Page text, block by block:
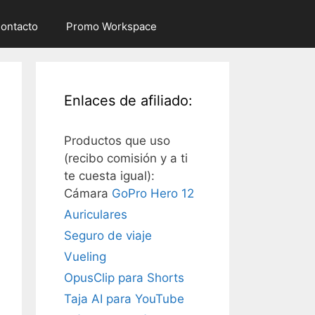
Promo Workspace
Enlaces de afiliado:
Productos que uso
(recibo comisión y a ti
te cuesta igual):
Cámara GoPro Hero 12
Auriculares
Seguro de viaje
Vueling
OpusClip para Shorts
Taja AI para YouTube